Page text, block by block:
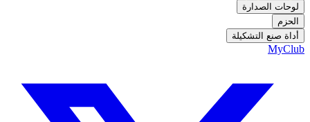
لوحات الصدارة
الحزم
أداة صنع التشكيلة
MyClub